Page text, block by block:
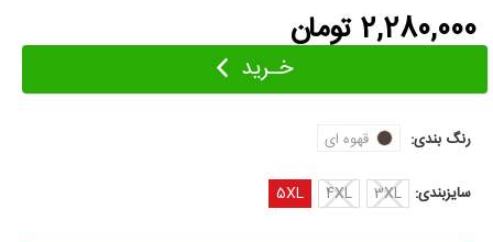
2,280,000 تومان
خـرید
رنگ بندی: قهوه ای
سایزبندی: 3XL
4XL
5XL